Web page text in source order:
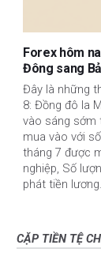
Forex hôm
Đông sang
Đây là những
8: Đồng đô la
vào sáng sớm
mua vào với
tháng 7 được
nghiệp, Số
phát tiền lương.
CẶP TIỀN TỆ